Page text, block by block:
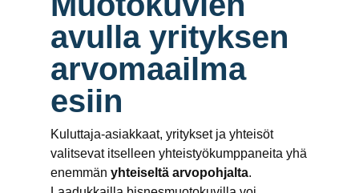
avulla yrityksen
arvomaailma
esiin
Kuluttaja-asiakkaat, yritykset ja yhteisöt
valitsevat itselleen yhteistyökumppaneita yhä
enemmän yhteiseltä arvopohjalta.